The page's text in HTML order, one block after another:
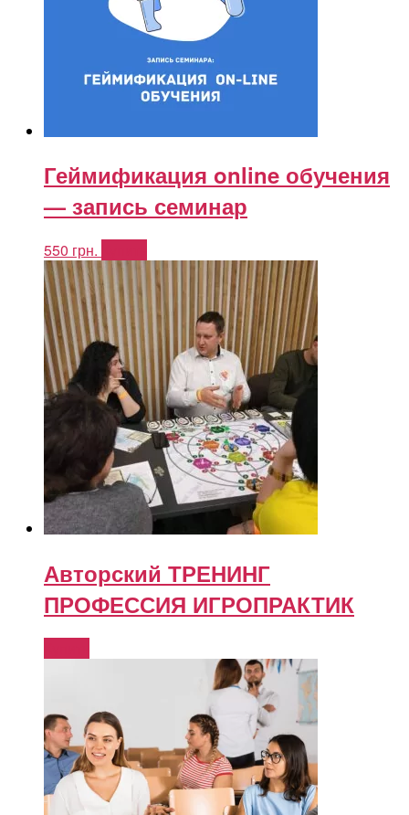
Геймификация online обучения
— запись семинар
550 грн.
Авторский ТРЕНИНГ
ПРОФЕССИЯ ИГРОПРАКТИК